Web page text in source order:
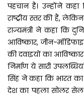
पहचान है। उन्होंने कहा
राष्ट्रीय स्तर की हैं,
राज्यमंत्री ने कहा कि
आविष्कार, जीन-
की दवाइयों का
निर्माण ये सारी
सिंह ने कहा कि भारत का
देश का पहला सोलर सेल